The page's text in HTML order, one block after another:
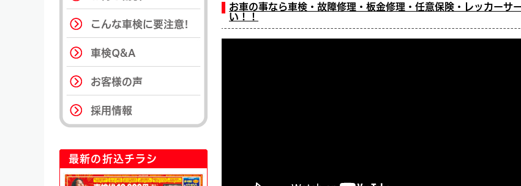
こんな車検に要注意!
車検Q&A
お客様の声
採用情報
最新の折込チラシ
お車の事なら車検・故障修理・板金修理・任意保険・レッカーサ
い！！